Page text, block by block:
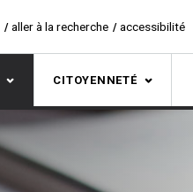
aller à la recherche accessibilité
CITOYENNETÉ